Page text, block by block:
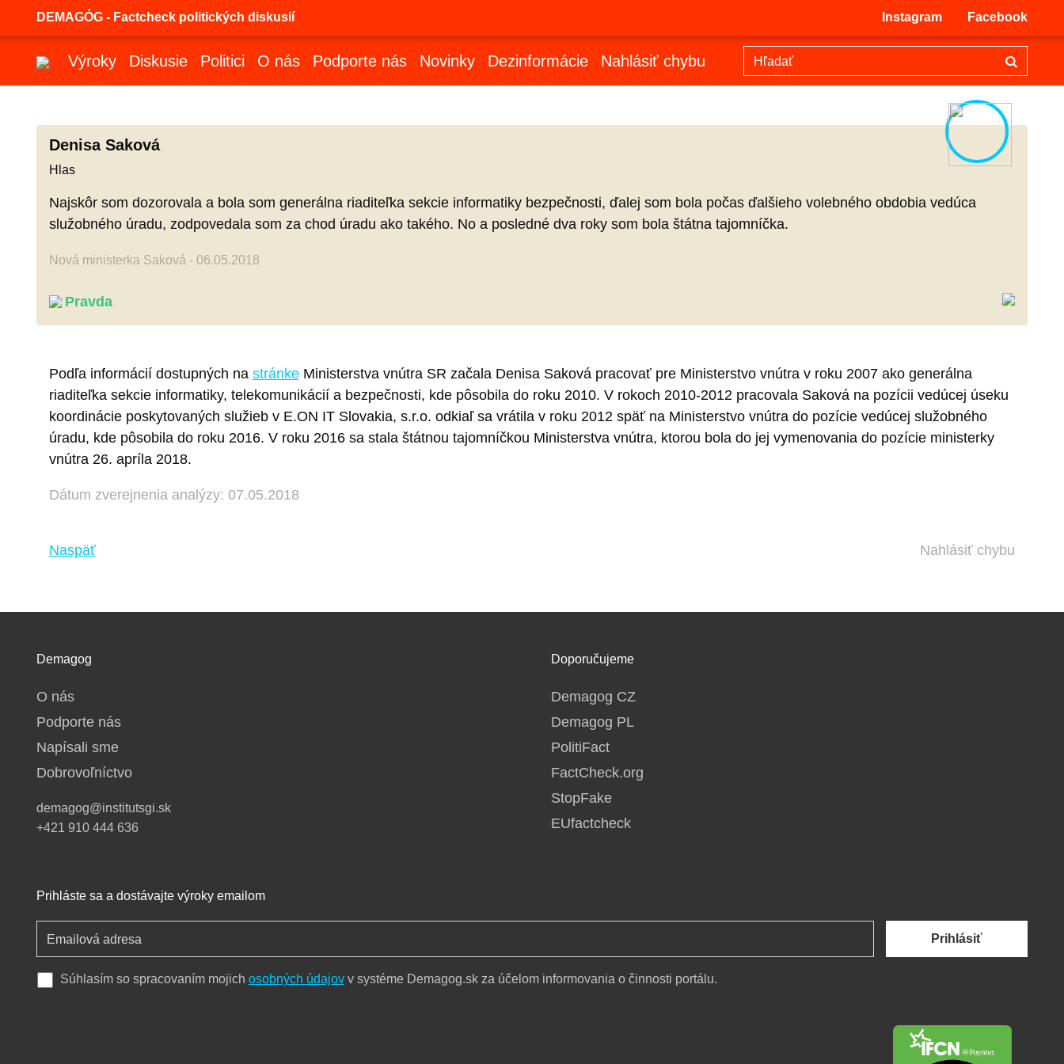
DEMAGÓG - Factcheck politických diskusií Instagram Facebook
Výroky Diskusie Politici O nás Podporte nás Novinky Dezinformácie Nahlásiť chybu
Denisa Saková
Hlas
Najskôr som dozorovala a bola som generálna riaditeľka sekcie informatiky bezpečnosti, ďalej som bola počas ďalšieho volebného obdobia vedúca
služobného úradu, zodpovedala som za chod úradu ako takého. No a posledné dva roky som bola štátna tajomníčka.
Nová ministerka Saková - 06.05.2018
Pravda
Podľa informácií dostupných na stránkeMinisterstva vnútra SR začala Denisa Saková pracovať pre Ministerstvo vnútra v roku 2007 ako generálna
riaditeľka sekcie informatiky, telekomunikácií a bezpečnosti, kde pôsobila do roku 2010. V rokoch 2010-2012 pracovala Saková na pozícii vedúcej úseku
koordinácie poskytovaných služieb v E.ON IT Slovakia, s.r.o. odkiaľ sa vrátila v roku 2012 späť na Ministerstvo vnútra do pozície vedúcej služobného
úradu, kde pôsobila do roku 2016. V roku 2016 sa stala štátnou tajomníčkou Ministerstva vnútra, ktorou bola do jej vymenovania do pozície ministerky
vnútra 26. apríla 2018.
Dátum zverejnenia analýzy: 07.05.2018
Naspäť Nahlásiť chybu
Demagog
O nás
Podporte nás
Napísali sme
Dobrovoľníctvo
demagog@institutsgi.sk
+421 910 444 636
Doporučujeme
Demagog CZ
Demagog PL
PolitiFact
FactCheck.org
StopFake
EUfactcheck
Prihláste sa a dostávajte výroky emailom
Prihlásiť
Súhlasím so spracovaním mojich osobných údajovv systéme Demagog.sk za účelom informovania o činnosti portálu.